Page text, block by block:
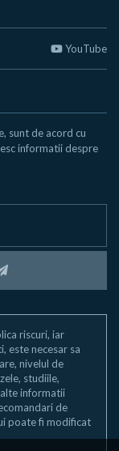
YouTube
sunt de acord cu
informatii despre
riscuri, iar
este necesar sa
nivelul de
studiile,
informatii
de
poate fi modificat